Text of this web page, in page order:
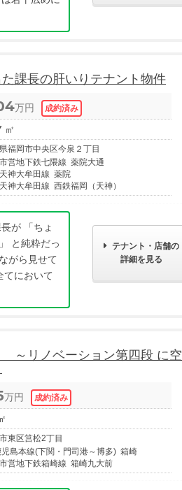
課長の肝いりテナント物件
万円
㎡
福岡市中央区今泉２丁目
営地下鉄七隈線 薬院大通
神大牟田線 薬院
神大牟田線 西鉄福岡（天神）
が 「ちょ
と純粋だっ
がら見せて
てにおいて
テナント・店舗の
詳細を見る
～リノベーション第四段 に空
万円
東区筥松2丁目
島本線(下関・門司港～博多) 箱崎
営地下鉄箱崎線 箱崎九大前